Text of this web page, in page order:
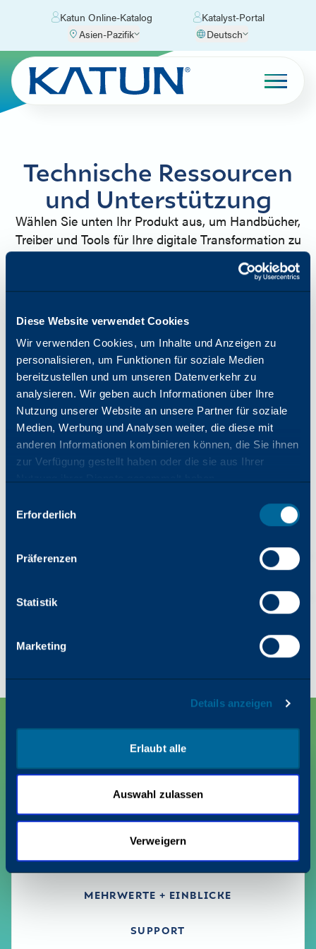
Diese Website verwendet Cookies
Wir verwenden Cookies, um Inhalte und Anzeigen zu
personalisieren, um Funktionen für soziale Medien
bereitzustellen und um unseren Datenverkehr zu
analysieren. Wir geben auch Informationen über Ihre
Nutzung unserer Website an unsere Partner für soziale
Medien, Werbung und Analysen weiter, die diese mit
anderen Informationen kombinieren können, die Sie ihnen
zur Verfügung gestellt haben oder die sie aus Ihrer
mitErforderlich
Präferenzen
Statistik
Marketing
Details anzeigen
Erlaubt alle
Auswahl zulassen
Verweigern
Katun Online-Katalog
Katalyst-Portal
Asien-Pazifik
Deutsch
Technische Ressourcen
und Unterstützung
Wählen Sie unten Ihr Produkt aus, um Handbücher,
Treiber und Tools für Ihre digitale Transformation zu
erhalten. Sie können nicht finden, wonach Sie
suchen? Schauen Sie sich unsere häufig gestellten
Fragen an, um eine einfache Lösung zu finden, oder
kontaktieren Sie uns!!
Suche nach Modellnamen
OR
PRODUKTE
MEHRWERTE + EINBLICKE
SUPPORT